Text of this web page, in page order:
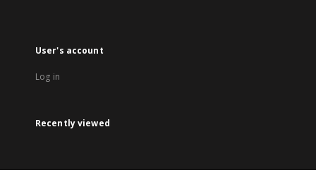
User's account
Log in
Recently viewed